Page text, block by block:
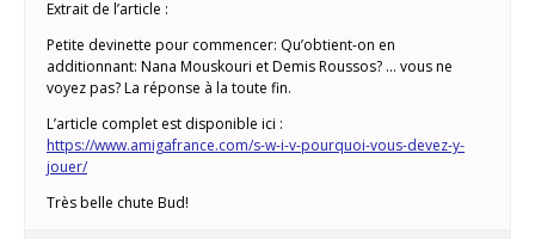
Extrait de l’article :
Petite devinette pour commencer: Qu’obtient-on en
additionnant: Nana Mouskouri et Demis Roussos? … vous ne
voyez pas? La réponse à la toute fin.
L’article complet est disponible ici :
https://www.amigafrance.com/s-w-i-v-pourquoi-vous-devez-y-
jouer/
Très belle chute Bud!